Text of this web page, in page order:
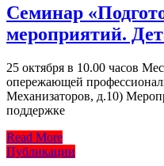
Семинар
мероприятий.
25 октября в 10.00 часов
опережающей
Механизаторов, д.10)
поддержке
Read More
Публикации